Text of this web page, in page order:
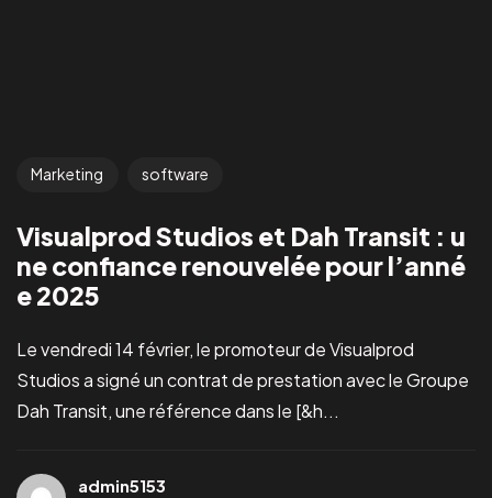
Marketing software
Visualprod Studios et Dah Transit : u
ne confiance renouvelée pour l’anné
e 2025
Le vendredi 14 février, le promoteur de Visualprod
Studios a signé un contrat de prestation avec le Groupe
Dah Transit, une référence dans le [&h...
admin5153